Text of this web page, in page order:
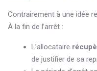
Contrairement à une idée
À la fin de l’arrêt :
L’allocataire
de justifier de sa